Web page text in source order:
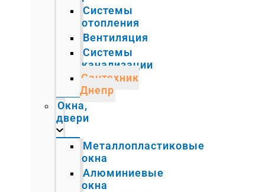
Системы
отопления
Вентиляция
Системы
канализации
Сантехник
Днепр
Окна,
двери
Металлопластиковые
окна
Алюминиевые
окна